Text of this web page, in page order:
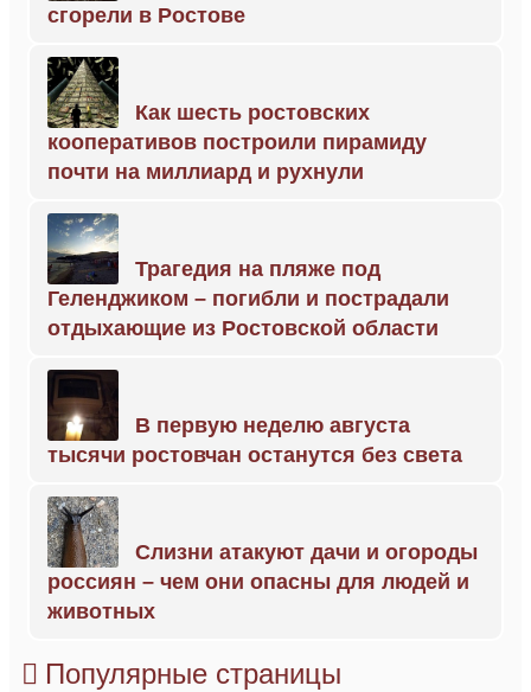
сгорели в Ростове
Как шесть ростовских
кооперативов построили пирамиду
почти на миллиард и рухнули
Трагедия на пляже под
Геленджиком – погибли и пострадали
отдыхающие из Ростовской области
В первую неделю августа
тысячи ростовчан останутся без света
Слизни атакуют дачи и огороды
россиян – чем они опасны для людей и
животных
Популярные страницы